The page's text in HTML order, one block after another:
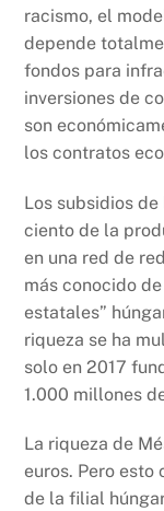
racismo, el
depende
fondos para
inversiones de
son
los contratos
Los subsidios
ciento de la
en una red de
más conocido
estatales”
riqueza se ha
solo en 2017
1.000 millones
La riqueza de
euros. Pero
de la filial